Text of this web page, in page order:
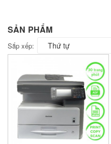
SẢN PHẨM
Sắp xếp: Thứ tự